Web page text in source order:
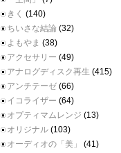
きく (140)
ちいさな結論 (32)
よもやま (38)
アクセサリー (49)
アナログディスク再生 (415)
アンチテーゼ (66)
イコライザー (64)
オプティマムレンジ (13)
オリジナル (103)
オーディオの「美」
(41)